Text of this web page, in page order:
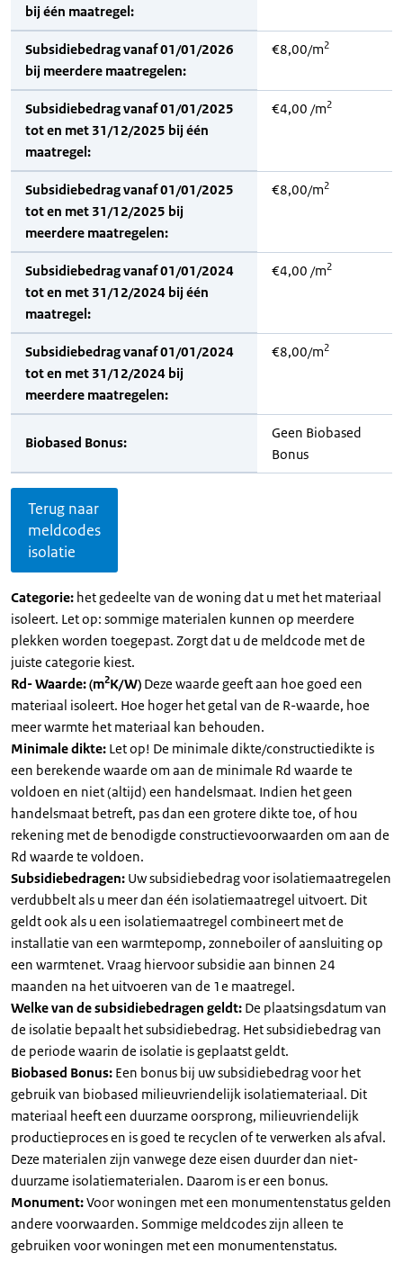
bij één maatregel:
Subsidiebedrag vanaf 01/01/2026
bij meerdere maatregelen:
€8,00/m2
Subsidiebedrag vanaf 01/01/2025
tot en met 31/12/2025 bij één
maatregel:
€4,00 /m2
Subsidiebedrag vanaf 01/01/2025
tot en met 31/12/2025 bij
meerdere maatregelen:
€8,00/m2
Subsidiebedrag vanaf 01/01/2024
tot en met 31/12/2024 bij één
maatregel:
€4,00 /m2
Subsidiebedrag vanaf 01/01/2024
tot en met 31/12/2024 bij
meerdere maatregelen:
€8,00/m2
Biobased Bonus:
Geen Biobased
Bonus
Terug naar
meldcodes
isolatie
Categorie: het gedeelte van de woning dat u met het materiaal
isoleert. Let op: sommige materialen kunnen op meerdere
plekken worden toegepast. Zorgt dat u de meldcode met de
juiste categorie kiest.
Rd- Waarde: (m2K/W) Deze waarde geeft aan hoe goed een
materiaal isoleert. Hoe hoger het getal van de R-waarde, hoe
meer warmte het materiaal kan behouden.
Minimale dikte: Let op! De minimale dikte/constructiedikte is
een berekende waarde om aan de minimale Rd waarde te
voldoen en niet (altijd) een handelsmaat. Indien het geen
handelsmaat betreft, pas dan een grotere dikte toe, of hou
rekening met de benodigde constructievoorwaarden om aan de
Rd waarde te voldoen.
Subsidiebedragen: Uw subsidiebedrag voor isolatiemaatregelen
verdubbelt als u meer dan één isolatiemaatregel uitvoert. Dit
geldt ook als u een isolatiemaatregel combineert met de
installatie van een warmtepomp, zonneboiler of aansluiting op
een warmtenet. Vraag hiervoor subsidie aan binnen 24
maanden na het uitvoeren van de 1e maatregel.
Welke van de subsidiebedragen geldt: De plaatsingsdatum van
de isolatie bepaalt het subsidiebedrag. Het subsidiebedrag van
de periode waarin de isolatie is geplaatst geldt.
Biobased Bonus: Een bonus bij uw subsidiebedrag voor het
gebruik van biobased milieuvriendelijk isolatiemateriaal. Dit
materiaal heeft een duurzame oorsprong, milieuvriendelijk
productieproces en is goed te recyclen of te verwerken als afval.
Deze materialen zijn vanwege deze eisen duurder dan niet-
duurzame isolatiematerialen. Daarom is er een bonus.
Monument:Voor woningen met een monumentenstatus gelden
andere voorwaarden. Sommige meldcodes zijn alleen te
gebruiken voor woningen met een monumentenstatus.